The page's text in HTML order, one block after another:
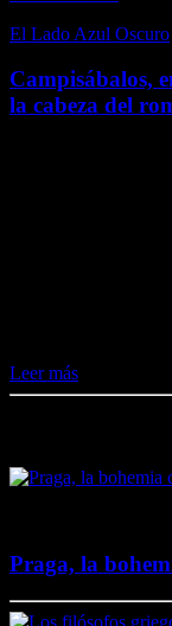
El Lado Azul Oscuro
Campisábalos,
la cabeza del
Leer más
Praga, la